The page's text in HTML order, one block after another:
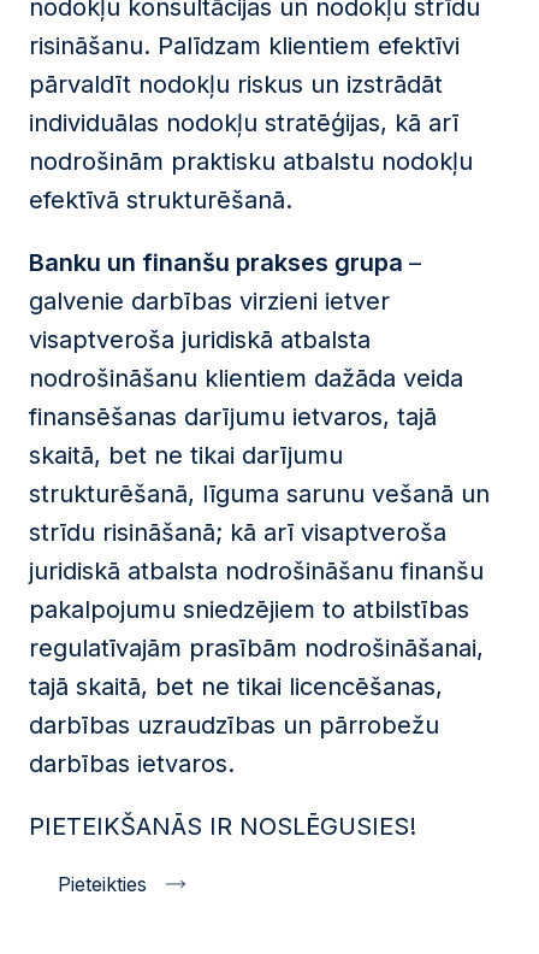
nodokļu konsultācijas un nodokļu strīdu
risināšanu. Palīdzam klientiem efektīvi
pārvaldīt nodokļu riskus un izstrādāt
individuālas nodokļu stratēģijas, kā arī
nodrošinām praktisku atbalstu nodokļu
efektīvā strukturēšanā.
Banku un finanšu prakses grupa –
galvenie darbības virzieni ietver
visaptveroša juridiskā atbalsta
nodrošināšanu klientiem dažāda veida
finansēšanas darījumu ietvaros, tajā
skaitā, bet ne tikai darījumu
strukturēšanā, līguma sarunu vešanā un
strīdu risināšanā; kā arī visaptveroša
juridiskā atbalsta nodrošināšanu finanšu
pakalpojumu sniedzējiem to atbilstības
regulatīvajām prasībām nodrošināšanai,
tajā skaitā, bet ne tikai licencēšanas,
darbības uzraudzības un pārrobežu
darbības ietvaros.
PIETEIKŠANĀS IR NOSLĒGUSIES!
Pieteikties